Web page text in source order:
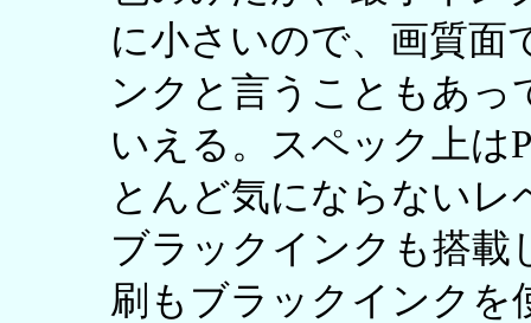
に小さいので、画質面
ンクと言うこともあっ
いえる。スペック上は
とんど気にならない
ブラックインクも搭載
刷もブラックインクを